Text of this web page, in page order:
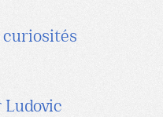
curiosités
Ludovic